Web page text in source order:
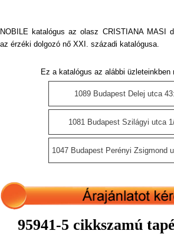
NOBILE katalógus az olasz CRISTIANA MASI
az érzéki dolgozó nő XXI. századi katalógusa.
Ez a katalógus az alábbi üzleteinkben
1089 Budapest Delej utca 43:
1081 Budapest Szilágyi utca
1047 Budapest Perényi Zsigmond
95941-5 cikkszamú